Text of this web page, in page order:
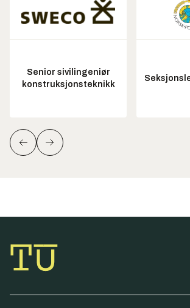
Senior sivilingeniør
konstruksjonsteknikk